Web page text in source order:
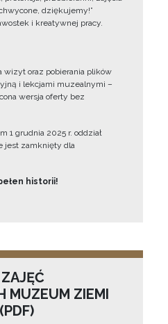
dziękujemy!”
i kreatywnej pracy.
wizyt oraz pobierania plików
i lekcjami muzealnymi –
wersja oferty bez
1 grudnia 2025 r. oddział
jest zamknięty dla
historii!
MUZEUM ZIEMI